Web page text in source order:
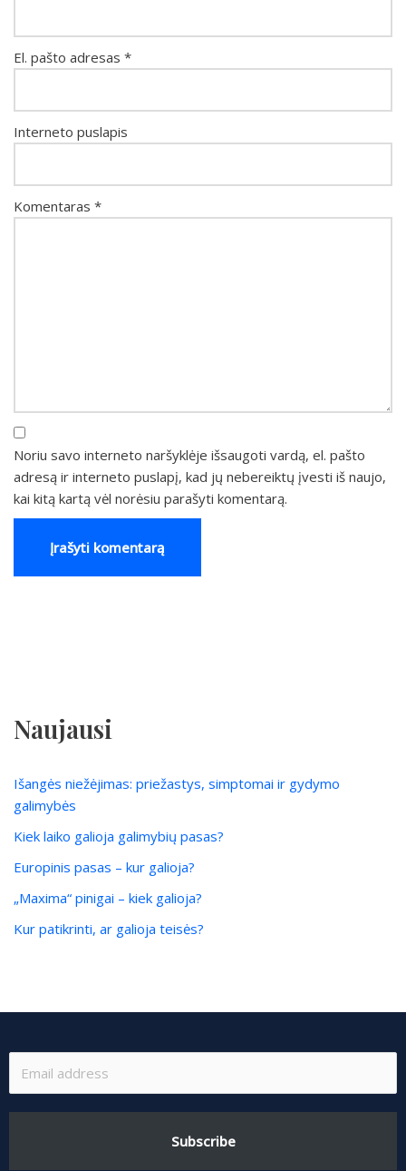
El. pašto adresas *
Interneto puslapis
Komentaras *
Noriu savo interneto naršyklėje išsaugoti vardą, el. pašto
adresą ir interneto puslapį, kad jų nebereiktų įvesti iš naujo,
kai kitą kartą vėl norėsiu parašyti komentarą.
Naujausi
Išangės niežėjimas: priežastys, simptomai ir gydymo
galimybės
Kiek laiko galioja galimybių pasas?
Europinis pasas – kur galioja?
„Maxima“ pinigai – kiek galioja?
Kur patikrinti, ar galioja teisės?
Subscribe